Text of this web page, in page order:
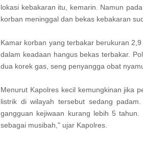
lokasi kebakaran itu, kemarin. Namun
korban meninggal dan bekas kebakaran
Kamar korban yang terbakar berukuran
dalam keadaan hangus bekas terbakar.
dua korek gas, seng penyangga obat
Menurut Kapolres kecil kemungkinan jika
listrik di wilayah tersebut sedang
gangguan kejiwaan kurang lebih 5
sebagai musibah," ujar Kapolres.